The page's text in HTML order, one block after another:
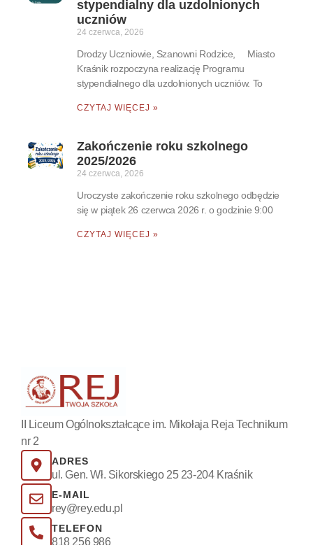
stypendialny dla uzdolnionych
uczniów
24 czerwca, 2026
Drodzy Uczniowie, Szanowni Rodzice, Miasto
Kraśnik rozpoczyna realizację Programu
stypendialnego dla uzdolnionych uczniów. To
CZYTAJ WIĘCEJ »
Zakończenie roku szkolnego
2025/2026
24 czerwca, 2026
Uroczyste zakończenie roku szkolnego odbędzie
się w piątek 26 czerwca 2026 r. o godzinie 9:00
CZYTAJ WIĘCEJ »
II Liceum Ogólnokształcące im. Mikołaja Reja Technikum
nr 2
ADRES
ul. Gen. Wł. Sikorskiego 25 23-204 Kraśnik
E-MAIL
rey@rey.edu.pl
TELEFON
818 256 986